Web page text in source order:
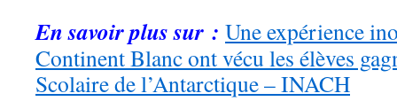
En savoir plus sur : Une expérience
Continent Blanc ont vécu les élèves
Scolaire de l’Antarctique – INACH